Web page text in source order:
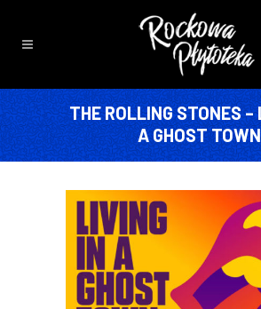
THE ROLLING STONES –
A GHOST TOWN